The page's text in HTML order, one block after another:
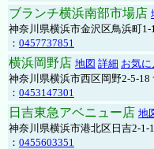
ブランチ横浜南部市場店
神奈川県横浜市金沢区鳥浜町1-
： 0457737851
横浜岡野店 地図 詳細 お気
神奈川県横浜市西区岡野2-5-
： 0453147301
日吉東急アベニュー店 地
神奈川県横浜市港北区日吉2-
： 0455603351